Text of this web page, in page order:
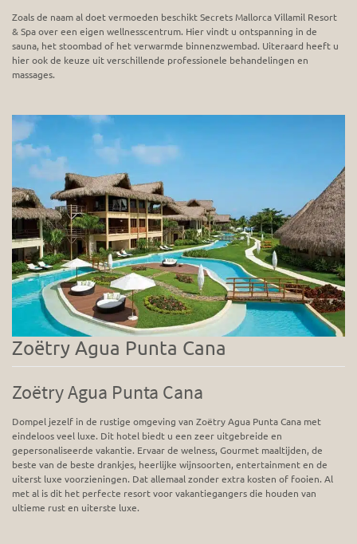
Zoals de naam al doet vermoeden beschikt Secrets Mallorca Villamil Resort
& Spa over een eigen wellnesscentrum. Hier vindt u ontspanning in de
sauna, het stoombad of het verwarmde binnenzwembad. Uiteraard heeft u
hier ook de keuze uit verschillende professionele behandelingen en
massages.
Zoëtry Agua Punta Cana
Zoëtry Agua Punta Cana
Dompel jezelf in de rustige omgeving van Zoëtry Agua Punta Cana met
eindeloos veel luxe. Dit hotel biedt u een zeer uitgebreide en
gepersonaliseerde vakantie. Ervaar de welness, Gourmet maaltijden, de
beste van de beste drankjes, heerlijke wijnsoorten, entertainment en de
uiterst luxe voorzieningen. Dat allemaal zonder extra kosten of fooien. Al
met al is dit het perfecte resort voor vakantiegangers die houden van
ultieme rust en uiterste luxe.